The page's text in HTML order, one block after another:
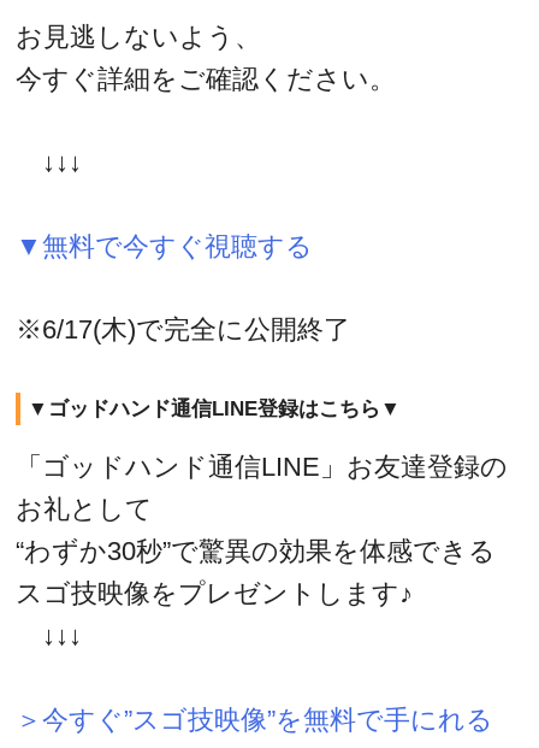
お見逃しないよう、
今すぐ詳細をご確認ください。
↓↓↓
▼無料で今すぐ視聴する
※6/17(木)で完全に公開終了
▼ゴッドハンド通信LINE登録はこちら▼
「ゴッドハンド通信LINE」お友達登録の
お礼として
“わずか30秒”で驚異の効果を体感できる
スゴ技映像をプレゼントします♪
↓↓↓
＞今すぐ”スゴ技映像”を無料で手にれる